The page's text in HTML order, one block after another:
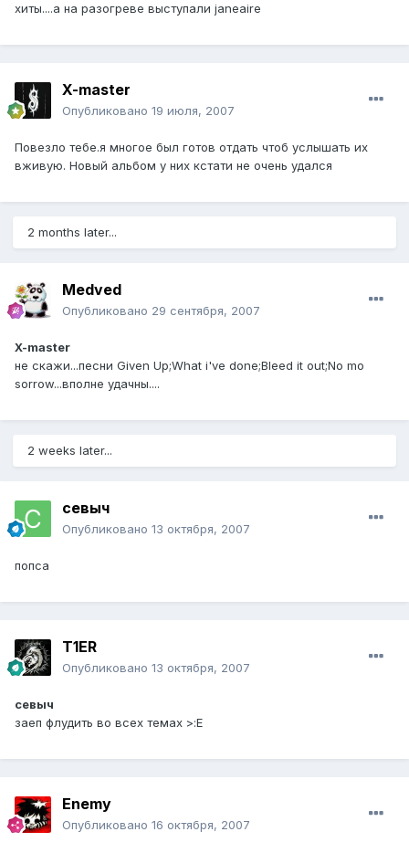
хиты....а на разогреве выступали janeaire
X-master
Опубликовано 19 июля, 2007
Повезло тебе.я многое был готов отдать чтоб услышать их
вживую. Новый альбом у них кстати не очень удался
2 months later...
Medved
Опубликовано 29 сентября, 2007
X-master
не скажи...песни Given Up;What i've done;Bleed it out;No mo
sorrow...вполне удачны....
2 weeks later...
севыч
Опубликовано 13 октября, 2007
попса
T1ER
Опубликовано 13 октября, 2007
севыч
заеп флудить во всех темах >:E
Enemy
Опубликовано 16 октября, 2007